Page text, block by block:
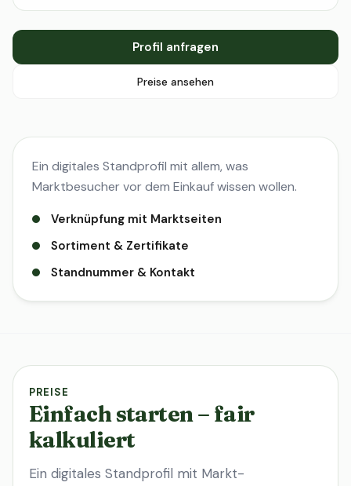
Profil anfragen
Preise ansehen
Ein digitales Standprofil mit allem, was
Marktbesucher vor dem Einkauf wissen wollen.
Verknüpfung mit Marktseiten
Sortiment & Zertifikate
Standnummer & Kontakt
PREISE
Einfach starten – fair
kalkuliert
Ein digitales Standprofil mit Markt-